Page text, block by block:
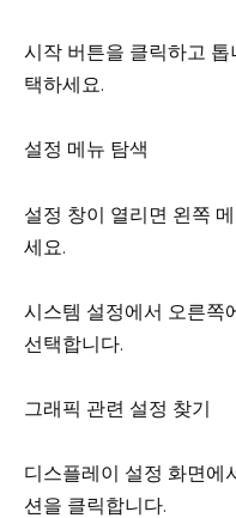
시작 버튼을 클릭하고 톱
택하세요.
설정 메뉴 탐색
설정 창이 열리면 왼쪽
세요.
시스템 설정에서 오른쪽
선택합니다.
그래픽 관련 설정 찾기
디스플레이 설정 화면에
션을 클릭합니다.